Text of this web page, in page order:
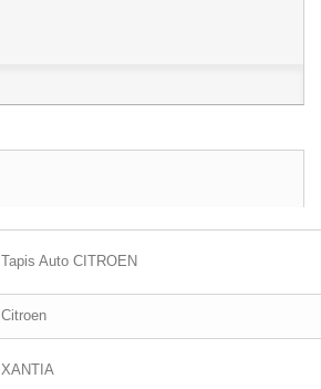
Tapis Auto CITROEN
Citroen
XANTIA